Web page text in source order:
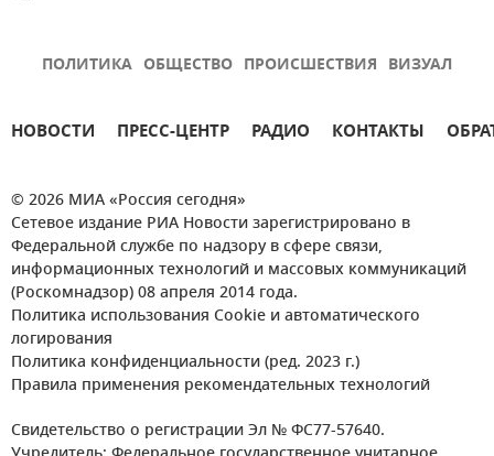
ПОЛИТИКА ОБЩЕСТВО ПРОИСШЕСТВИЯ ВИЗУАЛ
НОВОСТИ ПРЕСС-ЦЕНТР РАДИО КОНТАКТЫ
© 2026 МИА «Россия сегодня»
Сетевое издание РИА Новости зарегистрировано в
Федеральной службе по надзору в сфере связи,
информационных технологий и массовых коммуникаций
(Роскомнадзор) 08 апреля 2014 года.
Политика использования Cookie и автоматического
логирования
Политика конфиденциальности (ред. 2023 г.)
Правила применения рекомендательных технологий
Свидетельство о регистрации Эл № ФС77-57640.